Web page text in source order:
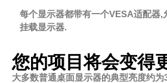
每个显示器都带有一个VESA适配器,
挂载显示器.
您的项目将会变得
大多数普通桌面显示器的典型亮度约